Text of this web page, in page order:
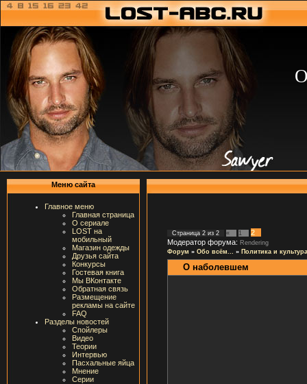
Меню сайта
Главное меню
Главная страница
О сериале
LOST на
мобильный
Магазин одежды
Друзья сайта
Конкурсы
Гостевая книга
Мы ВКонтакте
Обратная связь
Размещение
рекламы на сайте
FAQ
Разделы новостей
Спойлеры
Видео
Теории
Интервью
Пасхальные яйца
Мнение
Серии
Страница 2 из 2 « 1
2
Модератор форума: Rendering
Форум » Обо всём... » Политика и культура
О наболевшем